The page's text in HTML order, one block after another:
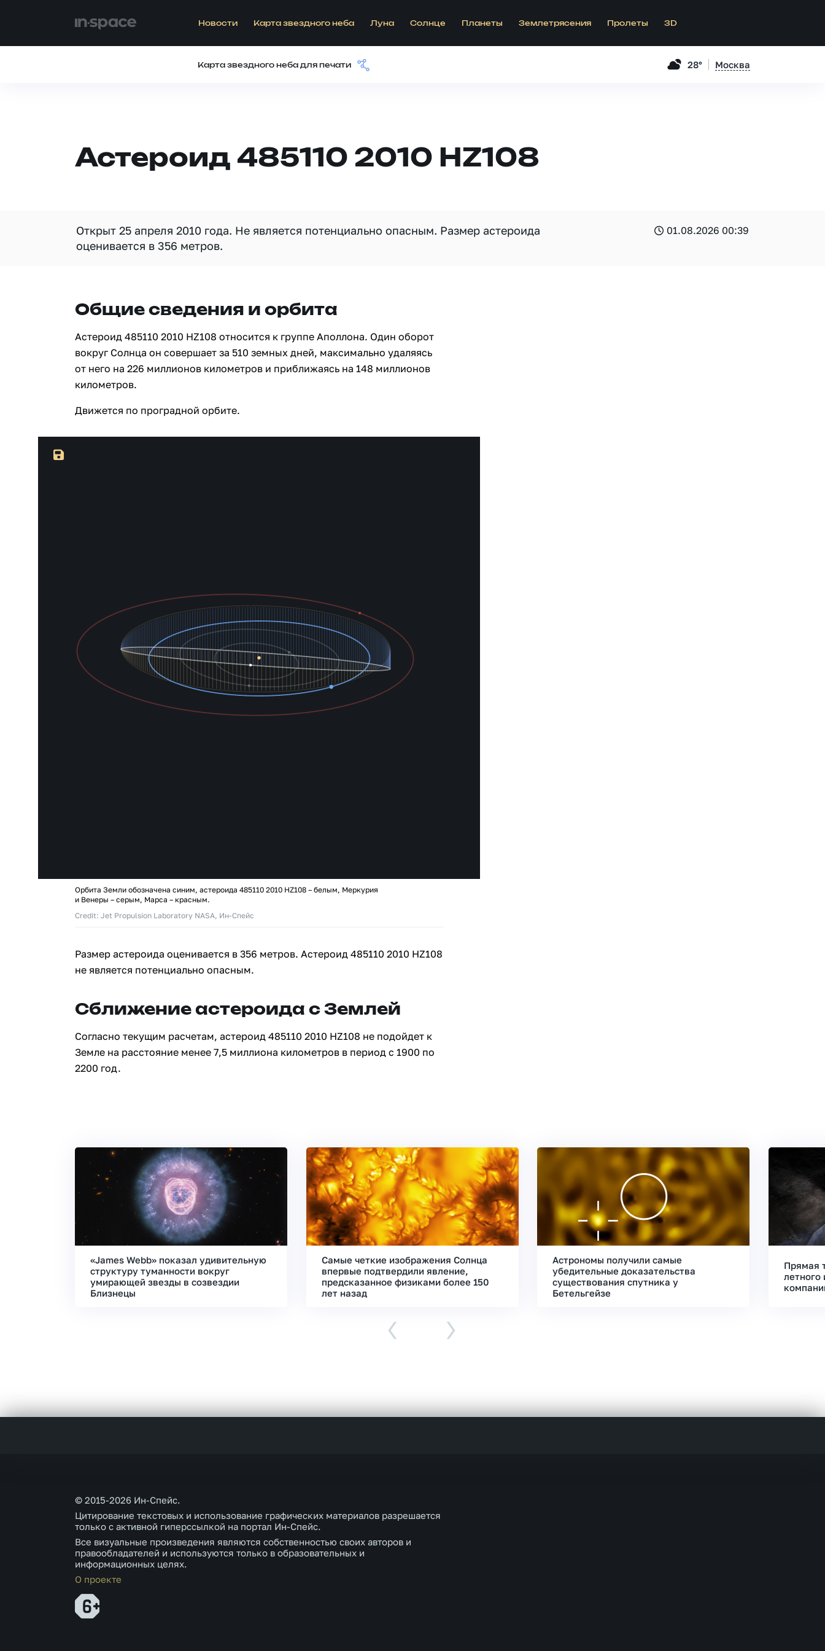
Новости Карта звездного неба Луна Солнце Планеты Землетрясения Пролеты 3D
Карта звездного неба для печати 28° Москва
Астероид 485110 2010 HZ108
Открыт 25 апреля 2010 года. Не является потенциально опасным. Размер астероида
оценивается в 356 метров.
01.08.2026 00:39
Общие сведения и орбита
Астероид 485110 2010 HZ108 относится к группе Аполлона. Один оборот
вокруг Солнца он совершает за 510 земных дней, максимально удаляясь
от него на 226 миллионов километров и приближаясь на 148 миллионов
километров.
Движется по проградной орбите.
Орбита Земли обозначена синим, астероида 485110 2010 HZ108 – белым, Меркурия
и Венеры – серым, Марса – красным.
Credit: Jet Propulsion Laboratory NASA, Ин-Спейс
Размер астероида оценивается в 356 метров. Астероид 485110 2010 HZ108
не является потенциально опасным.
Сближение астероида с Землей
Согласно текущим расчетам, астероид 485110 2010 HZ108 не подойдет к
Земле на расстояние менее 7,5 миллиона километров в период с 1900 по
2200 год.
«James Webb» показал удивительную
структуру туманности вокруг
умирающей звезды в созвездии
Близнецы
Самые четкие изображения Солнца
впервые подтвердили явление,
предсказанное физиками более 150
лет назад
Астрономы получили самые
убедительные доказательства
существования спутника у
Бетельгейзе
Прямая
летного
‹ ›
© 2015-2026 Ин-Спейс.
Цитирование текстовых и использование графических материалов разрешается
только с активной гиперссылкой на портал Ин-Спейс.
Все визуальные произведения являются собственностью своих авторов и
правообладателей и используются только в образовательных и
информационных целях.
О проекте